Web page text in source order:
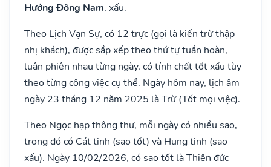
Hướng Đông Nam, xấu.
Theo Lịch Vạn Sự, có 12 trực (gọi là kiến trừ thập
nhị khách), được sắp xếp theo thứ tự tuần hoàn,
luân phiên nhau từng ngày, có tính chất tốt xấu tùy
theo từng công việc cụ thể. Ngày hôm nay, lịch âm
ngày 23 tháng 12 năm 2025 là Trừ (Tốt mọi việc).
Theo Ngọc hạp thông thư, mỗi ngày có nhiều sao,
trong đó có Cát tinh (sao tốt) và Hung tinh (sao
xấu). Ngày 10/02/2026, có sao tốt là Thiên đức